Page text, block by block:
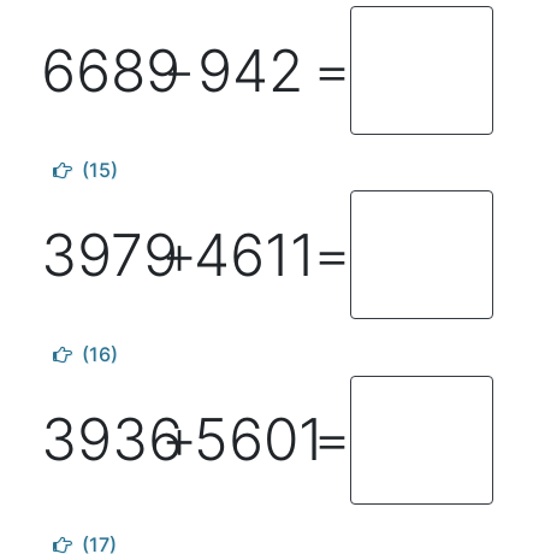
6689－942 ＝
(15)
3979＋4611＝
(16)
3936
＋5601＝
(17)